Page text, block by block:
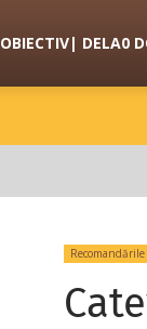
OBIECTIV| DELA0